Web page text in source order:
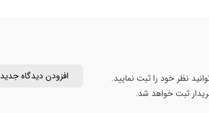
نظر خود را ثبت نمایید.
ثبت خواهد شد.
افزودن دیدگاه جدید